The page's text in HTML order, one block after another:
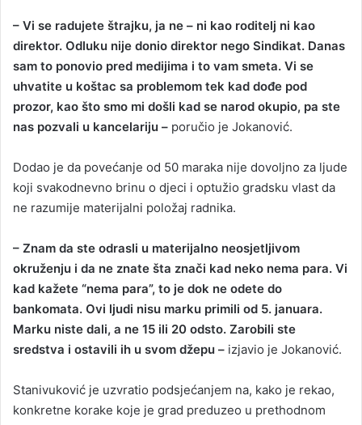
– Vi se radujete štrajku, ja ne – ni kao roditelj ni kao
direktor. Odluku nije donio direktor nego Sindikat. Danas
sam to ponovio pred medijima i to vam smeta. Vi se
uhvatite u koštac sa problemom tek kad dođe pod
prozor, kao što smo mi došli kad se narod okupio, pa ste
nas pozvali u kancelariju – poručio je Jokanović.
Dodao je da povećanje od 50 maraka nije dovoljno za ljude
koji svakodnevno brinu o djeci i optužio gradsku vlast da
ne razumije materijalni položaj radnika.
– Znam da ste odrasli u materijalno neosjetljivom
okruženju i da ne znate šta znači kad neko nema para. Vi
kad kažete “nema para”, to je dok ne odete do
bankomata. Ovi ljudi nisu marku primili od 5. januara.
Marku niste dali, a ne 15 ili 20 odsto. Zarobili ste
sredstva i ostavili ih u svom džepu – izjavio je Jokanović.
Stanivuković je uzvratio podsjećanjem na, kako je rekao,
konkretne korake koje je grad preduzeo u prethodnom